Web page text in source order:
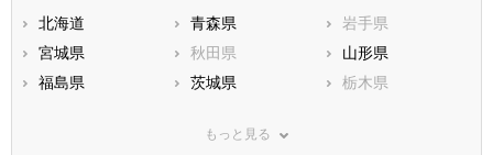
北海道 青森県
岩手県
宮城県
秋田県
山形県
福島県
茨城県
栃木県
神奈川県
もっと見る